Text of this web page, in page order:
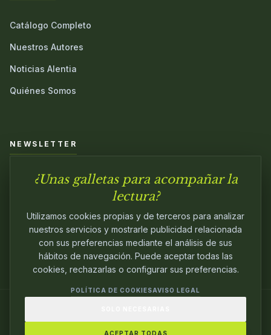
Catálogo Completo
Nuestros Autores
Noticias Alentia
Quiénes Somos
NEWSLETTER
Únete a nuestra comunidad y sé el primero en conocer las
PASIÓN.
¿Unas galletas para acompañar la
lectura?
Utilizamos cookies propias y de terceros para analizar
nuestros servicios y mostrarle publicidad relacionada
con sus preferencias mediante el análisis de sus
hábitos de navegación. Puede aceptar todas las
cookies, rechazarlas o configurar sus preferencias.
POLÍTICA DE COOKIESAVISO LEGAL
ACEPTAR TODAS